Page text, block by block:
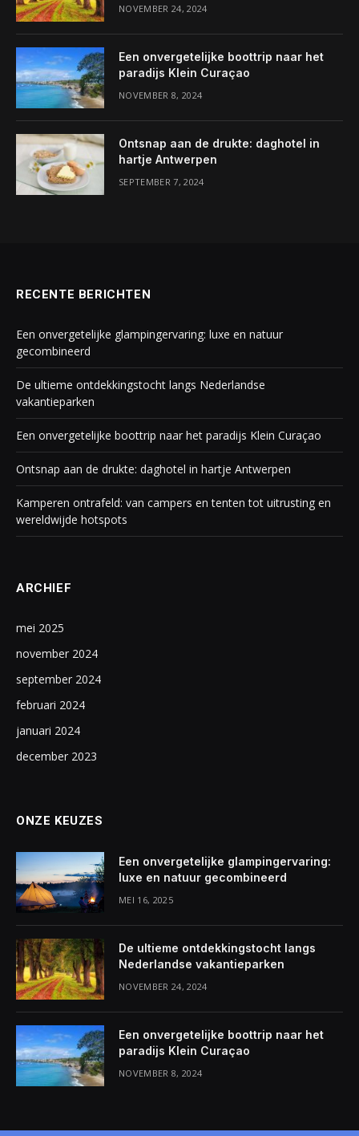
NOVEMBER 24, 2024
Een onvergetelijke boottrip naar het
paradijs Klein Curaçao
NOVEMBER 8, 2024
Ontsnap aan de drukte: daghotel in
hartje Antwerpen
SEPTEMBER 7, 2024
RECENTE BERICHTEN
Een onvergetelijke glampingervaring: luxe en natuur
gecombineerd
De ultieme ontdekkingstocht langs Nederlandse
vakantieparken
Een onvergetelijke boottrip naar het paradijs Klein Curaçao
Ontsnap aan de drukte: daghotel in hartje Antwerpen
Kamperen ontrafeld: van campers en tenten tot uitrusting en
wereldwijde hotspots
ARCHIEF
mei 2025
november 2024
september 2024
februari 2024
januari 2024
december 2023
ONZE KEUZES
Een onvergetelijke glampingervaring:
luxe en natuur gecombineerd
MEI 16, 2025
De ultieme ontdekkingstocht langs
Nederlandse vakantieparken
NOVEMBER 24, 2024
Een onvergetelijke boottrip naar het
paradijs Klein Curaçao
NOVEMBER 8, 2024